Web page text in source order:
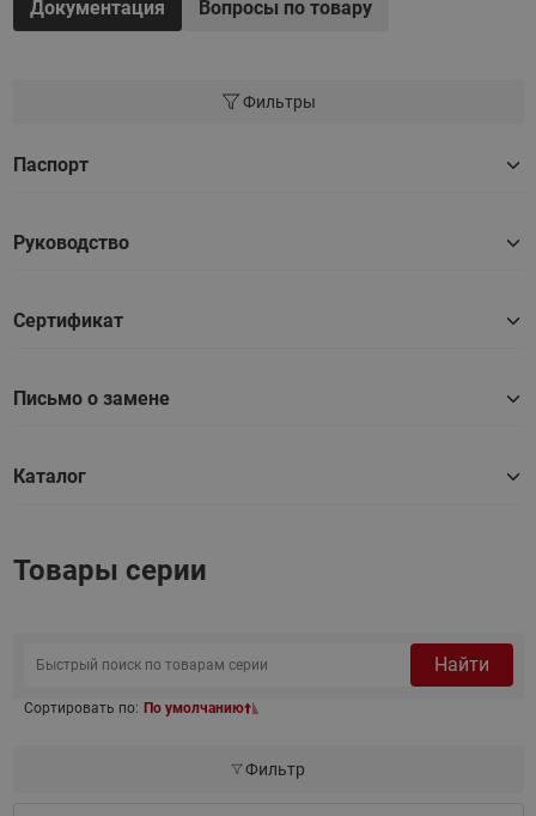
Документация
Вопросы по товару
Фильтры
Паспорт
Руководство
Сертификат
Письмо о замене
Каталог
Товары серии
Найти
Сортировать по: По умолчанию
Фильтр